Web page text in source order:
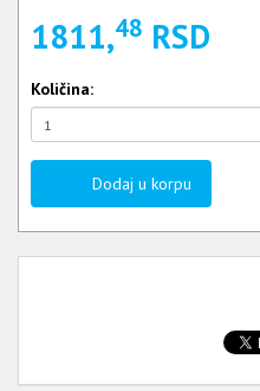
1811,48 RSD
Količina:
Dodaj u korpu